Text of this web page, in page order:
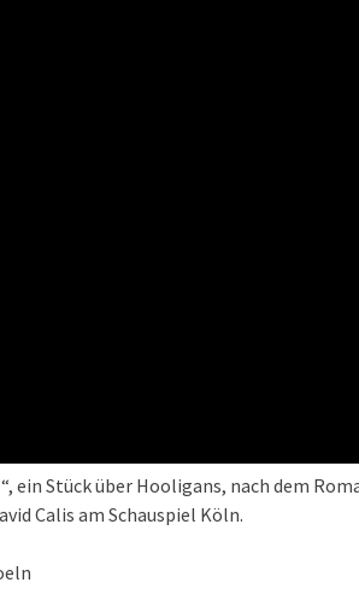
ein Stück über Hooligans, nach dem
Calis am Schauspiel Köln.